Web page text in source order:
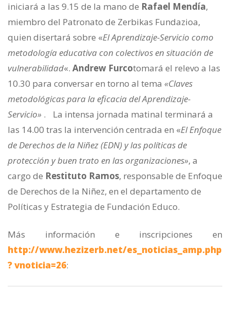
iniciará a las 9.15 de la mano de Rafael Mendía,
miembro del Patronato de Zerbikas Fundazioa,
quien disertará sobre «El Aprendizaje-Servicio como
metodología educativa con colectivos en situación de
vulnerabilidad«. Andrew Furcotomará el relevo a las
10.30 para conversar en torno al tema «Claves
metodológicas para la eficacia del Aprendizaje-
Servicio» . La intensa jornada matinal terminará a
las 14.00 tras la intervención centrada en «El Enfoque
de Derechos de la Niñez (EDN) y las políticas de
protección y buen trato en las organizaciones», a
cargo de Restituto Ramos, responsable de Enfoque
de Derechos de la Niñez, en el departamento de
Políticas y Estrategia de Fundación Educo.
Más información e inscripciones en
http://www.hezizerb.net/es_noticias_amp.php
? vnoticia=26: